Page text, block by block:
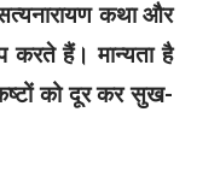
सत्यनारायण कथा और
करते हैं। मान्यता है
को दूर कर सुख-